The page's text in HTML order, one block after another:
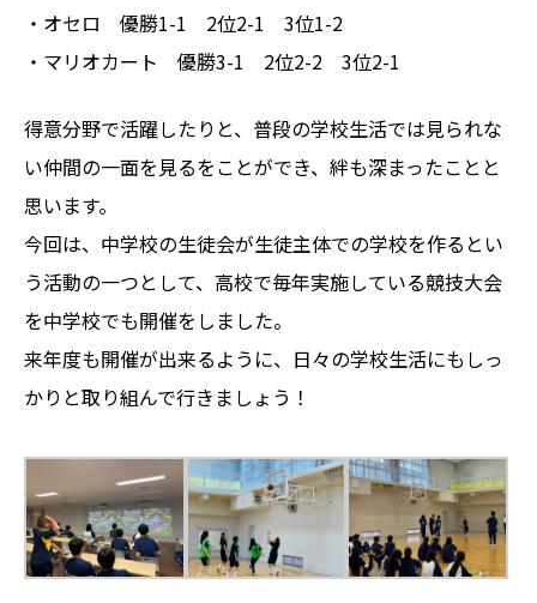
・オセロ 優勝1-1 2位2-1 3位1-2
・マリオカート 優勝3-1 2位2-2 3位2-1
得意分野で活躍したりと、普段の学校生活では見られな
い仲間の一面を見るをことができ、絆も深まったことと
思います。
今回は、中学校の生徒会が生徒主体での学校を作るとい
う活動の一つとして、高校で毎年実施している競技大会
を中学校でも開催をしました。
来年度も開催が出来るように、日々の学校生活にもしっ
かりと取り組んで行きましょう！